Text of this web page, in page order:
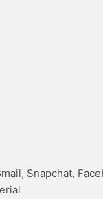
Snapchat,